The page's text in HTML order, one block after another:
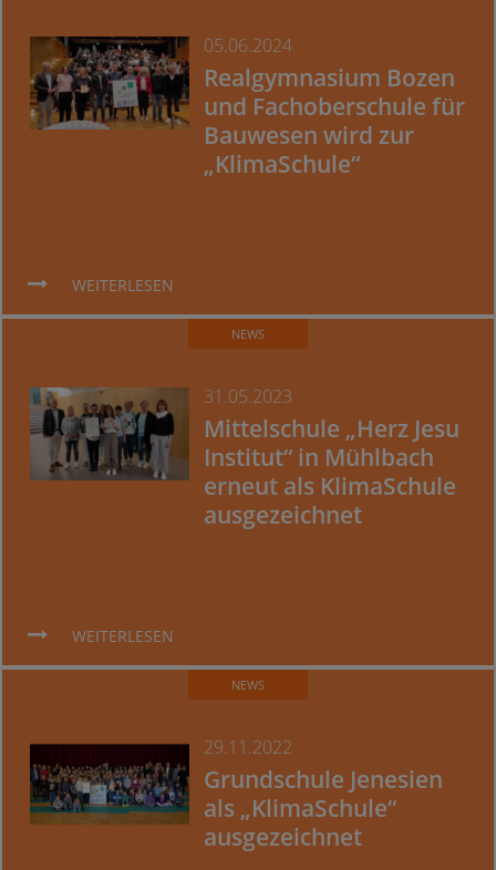
05.06.2024
Realgymnasium Bozen
und Fachoberschule für
Bauwesen wird zur
„KlimaSchule“
WEITERLESEN
NEWS
31.05.2023
Mittelschule „Herz Jesu
Institut“ in Mühlbach
erneut als KlimaSchule
ausgezeichnet
WEITERLESEN
NEWS
29.11.2022
Grundschule Jenesien
als „KlimaSchule“
ausgezeichnet